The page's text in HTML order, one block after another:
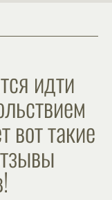
идти
вот такие